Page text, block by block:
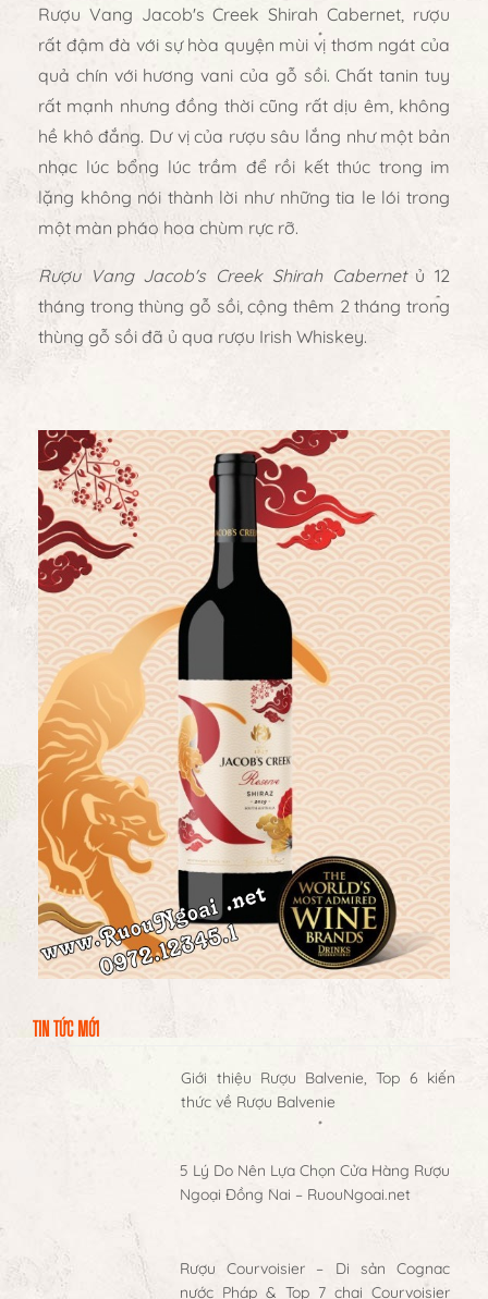
Rượu Vang Jacob's Creek Shirah Cabernet , rượu
rất đậm đà với sự hòa quyện mùi vị thơm ngát của
quả chín với hương vani của gỗ sồi. Chất tanin tuy
rất mạnh nhưng đồng thời cũng rất dịu êm, không
hề khô đắng. Dư vị của rượu sâu lắng như một bản
nhạc lúc bổng lúc trầm để rồi kết thúc trong im
lặng không nói thành lời như những tia le lói trong
một màn pháo hoa chùm rực rỡ.
Rượu Vang Jacob's Creek Shirah Cabernetủ 12
tháng trong thùng gỗ sồi, cộng thêm 2 tháng trong
thùng gỗ sồi đã ủ qua rượu Irish Whiskey.
TIN TỨC MỚI
Giới thiệu Rượu Balvenie, Top 6 kiến
thức về Rượu Balvenie
5 Lý Do Nên Lựa Chọn Cửa Hàng Rượu
Ngoại Đồng Nai – RuouNgoai.net
Rượu Courvoisier – Di sản Cognac
nước Pháp & Top 7 chai Courvoisier